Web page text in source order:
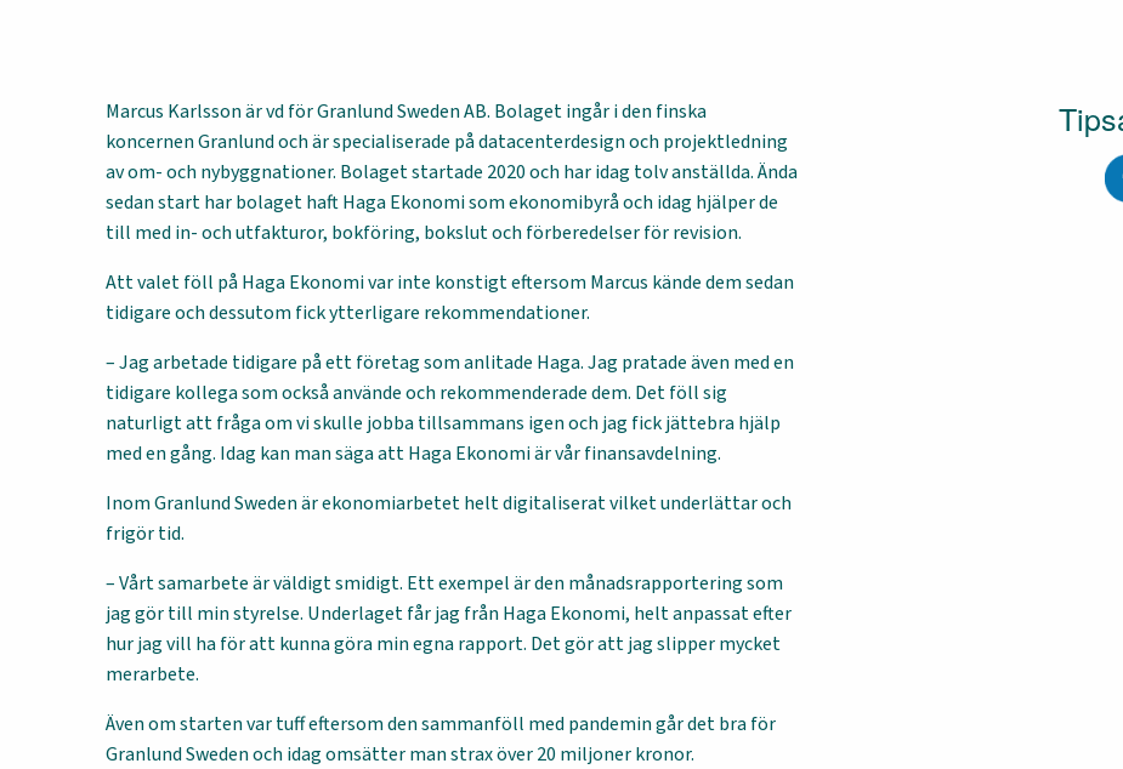
Marcus Karlsson är vd för Granlund Sweden AB. Bolaget ingår i den finska
koncernen Granlund och är specialiserade på datacenterdesign och projektledning
av om- och nybyggnationer. Bolaget startade 2020 och har idag tolv anställda. Ända
sedan start har bolaget haft Haga Ekonomi som ekonomibyrå och idag hjälper de
till med in- och utfakturor, bokföring, bokslut och förberedelser för revision.
Att valet föll på Haga Ekonomi var inte konstigt eftersom Marcus kände dem sedan
tidigare och dessutom fick ytterligare rekommendationer.
– Jag arbetade tidigare på ett företag som anlitade Haga. Jag pratade även med en
tidigare kollega som också använde och rekommenderade dem. Det föll sig
naturligt att fråga om vi skulle jobba tillsammans igen och jag fick jättebra hjälp
med en gång. Idag kan man säga att Haga Ekonomi är vår finansavdelning.
Inom Granlund Sweden är ekonomiarbetet helt digitaliserat vilket underlättar och
frigör tid.
– Vårt samarbete är väldigt smidigt. Ett exempel är den månadsrapportering som
jag gör till min styrelse. Underlaget får jag från Haga Ekonomi, helt anpassat efter
hur jag vill ha för att kunna göra min egna rapport. Det gör att jag slipper mycket
merarbete.
Även om starten var tuff eftersom den sammanföll med pandemin går det bra för
Granlund Sweden och idag omsätter man strax över 20 miljoner kronor.